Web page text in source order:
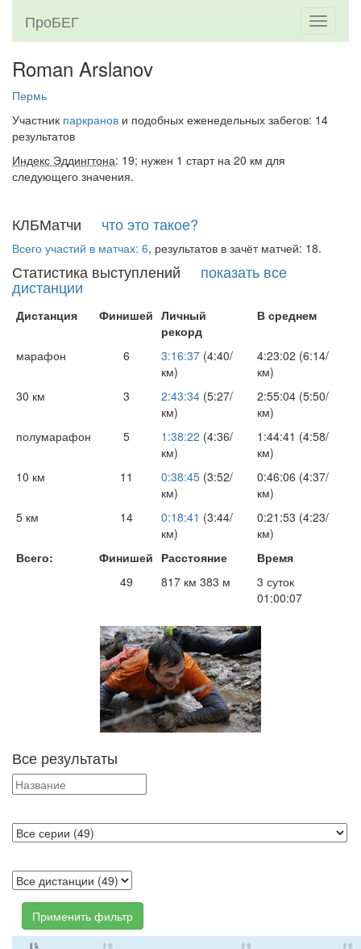
Toggle
ПроБЕГ
Roman Arslanov
Пермь
Участник паркранов и подобных еженедельных забегов: 14
результатов
Индекс Эддингтона: 19; нужен 1 старт на 20 км для
следующего значения.
КЛБМатчи что это такое?
Всего участий в матчах: 6, результатов в зачёт матчей: 18.
Статистика выступлений показать все
дистанции
Дистанция Финишей Личный
рекорд
В среднем
марафон 6 3:16:37 (4:40/
км)
4:23:02 (6:14/
км)
30 км
3 2:43:34 (5:27/
км)
2:55:04 (5:50/
км)
полумарафон
5 1:38:22 (4:36/
км)
1:44:41 (4:58/
км)
10 км
11 0:38:45 (3:52/
км)
0:46:06 (4:37/
км)
5 км
14 0:18:41 (3:44/
км)
0:21:53 (4:23/
км)
Всего:
Финишей Расстояние
Время
49
817 км 383 м
3 суток
01:00:07
Все результаты
Применить фильтр